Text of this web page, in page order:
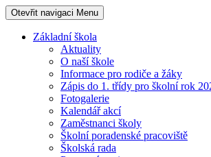
Otevřit navigaci Menu
Základní škola
Aktuality
O naší škole
Informace pro rodiče a žáky
Zápis do 1. třídy pro školní rok
Fotogalerie
Kalendář akcí
Zaměstnanci školy
Školní poradenské pracoviště
Školská rada